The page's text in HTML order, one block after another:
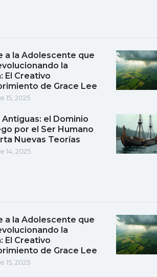
a la Adolescente que
la
El Creativo
de Grace Lee
15, 2025
Antiguas: el Dominio
por el Ser Humano
Nuevas Teorías
14, 2025
a la Adolescente que
la
El Creativo
de Grace Lee
15, 2025